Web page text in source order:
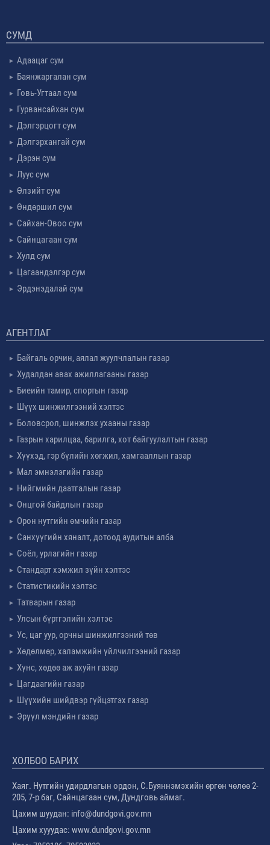
СУМД
Адаацаг сум
Баянжаргалан сум
Говь-Угтаал сум
Гурвансайхан сум
Дэлгэрцогт сум
Дэлгэрхангай сум
Дэрэн сум
Луус сум
Өлзийт сум
Өндөршил сум
Сайхан-Овоо сум
Сайнцагаан сум
Хулд сум
Цагаандэлгэр сум
Эрдэнэдалай сум
АГЕНТЛАГ
Байгаль орчин, аялал жуулчлалын газар
Худалдан авах ажиллагааны газар
Биеийн тамир, спортын газар
Шүүх шинжилгээний хэлтэс
Боловсрол, шинжлэх ухааны газар
Газрын харилцаа, барилга, хот байгуулалтын газар
Хүүхэд, гэр бүлийн хөгжил, хамгааллын газар
Мал эмнэлэгийн газар
Нийгмийн даатгалын газар
Онцгой байдлын газар
Орон нутгийн өмчийн газар
Санхүүгийн хяналт, дотоод аудитын алба
Соёл, урлагийн газар
Стандарт хэмжил зүйн хэлтэс
Статистикийн хэлтэс
Татварын газар
Улсын бүртгэлийн хэлтэс
Ус, цаг уур, орчны шинжилгээний төв
Хөдөлмөр, халамжийн үйлчилгээний газар
Хүнс, хөдөө аж ахуйн газар
Цагдаагийн газар
Шүүхийн шийдвэр гүйцэтгэх газар
Эрүүл мэндийн газар
ХОЛБОО БАРИХ
Хаяг. Нутгийн удирдлагын ордон, С.Буяннэмэхийн өргөн чөлөө 2-
205, 7-р баг, Сайнцагаан сум, Дундговь аймаг.
Цахим шуудан: info@dundgovi.gov.mn
Цахим хууудас: www.dundgovi.gov.mn